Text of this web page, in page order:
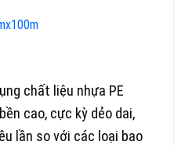
chất liệu nhựa PE
cao, cực kỳ dẻo dai,
lần so với các loại bao